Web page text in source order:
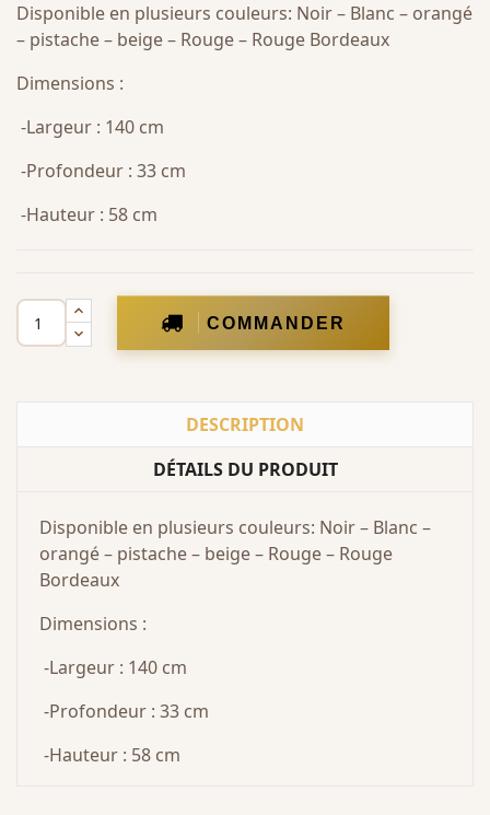
Disponible en plusieurs couleurs: Noir – Blanc – orangé
– pistache – beige – Rouge – Rouge Bordeaux
Dimensions :
-Largeur : 140 cm
-Profondeur : 33 cm
-Hauteur : 58 cm
COMMANDER
DESCRIPTION
DÉTAILS DU PRODUIT
Disponible en plusieurs couleurs: Noir – Blanc –
orangé – pistache – beige – Rouge – Rouge
Bordeaux
Dimensions :
-Largeur : 140 cm
-Profondeur : 33 cm
-Hauteur : 58 cm